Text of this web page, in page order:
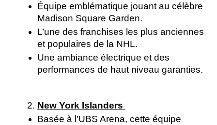
Équipe emblématique jouant au célèbre
Madison Square Garden.
L’une des franchises les plus anciennes
et populaires de la NHL.
Une ambiance électrique et des
performances de haut niveau garanties.
New York Islanders
Basée à l’UBS Arena, cette équipe